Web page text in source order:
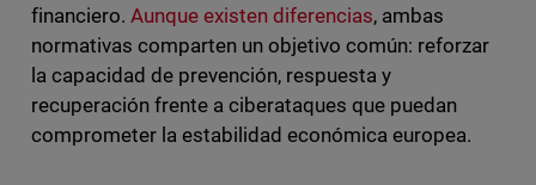
financiero. Aunque existen diferencias, ambas
normativas comparten un objetivo común: reforzar
la capacidad de prevención, respuesta y
recuperación frente a ciberataques que puedan
comprometer la estabilidad económica europea.